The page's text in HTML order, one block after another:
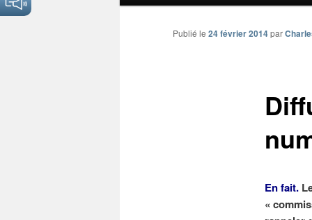
Publié le 24 février 2014par
En fait.
«